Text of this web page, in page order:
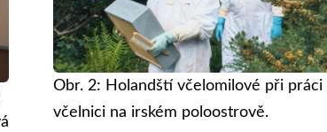
Obr. 2: Holandští včelomilové při práci
včelnici na irském poloostrově.